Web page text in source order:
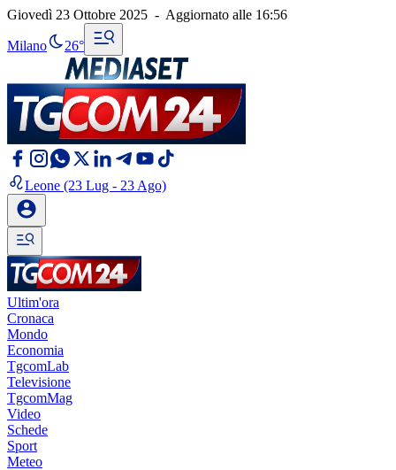
Giovedì 23 Ottobre 2025 - Aggiornato alle 16:56
Milano 26°
Leone (23 Lug - 23 Ago)
Ultim'ora
Cronaca
Mondo
Economia
TgcomLab
Televisione
TgcomMag
Video
Schede
Sport
Meteo